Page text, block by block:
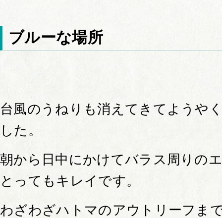
ブルーな場所
台風のうねりも消えてきてようや
した。
朝から日中にかけてバラス周りの
とってもキレイです。
わざわざハトマのアウトリーフま